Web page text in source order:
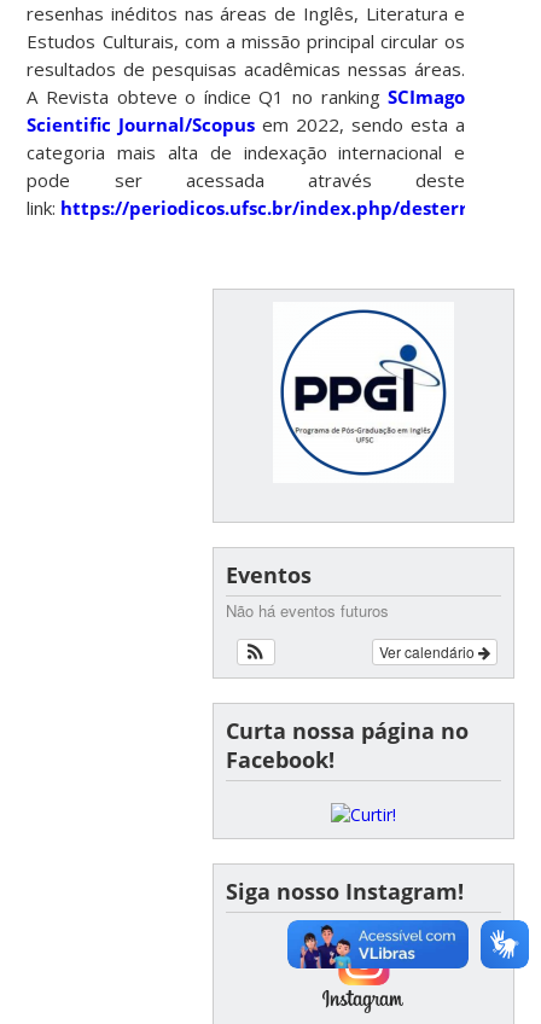
resenhas inéditos nas áreas de Inglês, Literatura e
Estudos Culturais, com a missão principal circular os
resultados de pesquisas acadêmicas nessas áreas.
A Revista obteve o índice Q1 no rankingSCImago
Scientific Journal/Scopus em 2022, sendo esta a
categoria mais alta de indexação internacional e
pode ser acessada através deste
link: https://periodicos.ufsc.br/index.php/desterro
Eventos
Não há eventos futuros
Ver calendário
Curta nossa página no
Facebook!
Siga nosso Instagram!